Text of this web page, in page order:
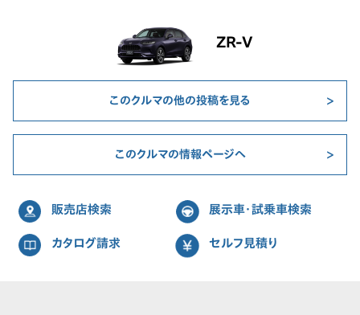
ZR-V
このクルマの他の投稿を見る
このクルマの情報ページへ
販売店検索 展示車・試乗車検索
カタログ請求 セルフ見積り